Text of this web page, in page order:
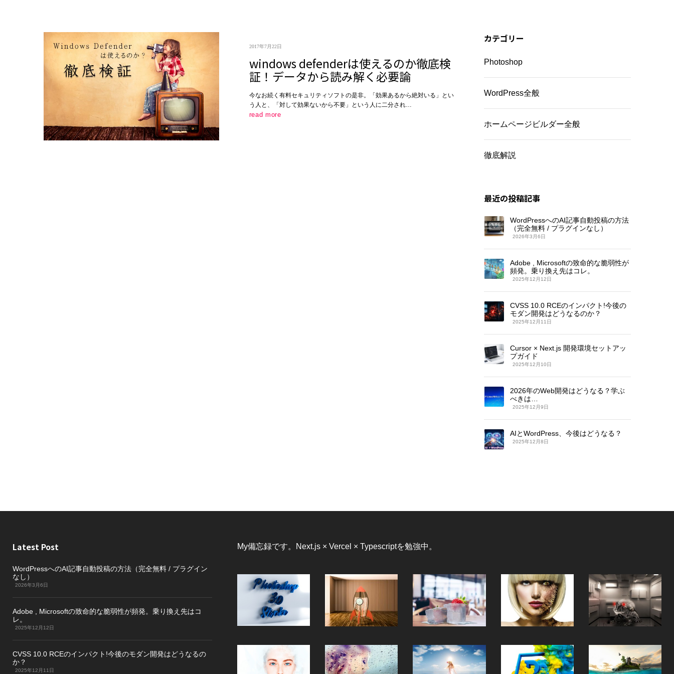
2017年7月22日
windows defenderは使えるのか徹底検
証！データから読み解く必要論
今なお続く有料セキュリティソフトの是非。「効果あるから絶対いる」とい
う人と、「対して効果ないから不要」という人に二分され…
read more
カテゴリー
Photoshop
WordPress全般
ホームページビルダー全般
徹底解説
最近の投稿記事
WordPressへのAI記事自動投稿の方法
（完全無料 / プラグインなし）
2026年3月6日
Adobe , Microsoftの致命的な脆弱性が
頻発。乗り換え先はコレ。
2025年12月12日
CVSS 10.0 RCEのインパクト!今後の
モダン開発はどうなるのか？
2025年12月11日
Cursor × Next.js 開発環境セットアッ
プガイド
2025年12月10日
2026年のWeb開発はどうなる？学ぶ
べきは…
2025年12月9日
AIとWordPress、今後はどうなる？
2025年12月8日
Latest Post
WordPressへのAI記事自動投稿の方法（完全無料 / プラグイン
なし）
2026年3月6日
Adobe , Microsoftの致命的な脆弱性が頻発。乗り換え先はコ
レ。
2025年12月12日
CVSS 10.0 RCEのインパクト!今後のモダン開発はどうなるの
か？
2025年12月11日
My備忘録です。Next.js × Vercel × Typescriptを勉強中。